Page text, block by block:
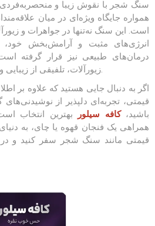
سنگ شجر با نقوش زیبا و
همواره جایگاه ویژه‌ای در میان
است. این سنگ نه‌تنها در جواهرات و
انرژی‌های مثبت و آرامش‌بخش خود،
درمان‌های طبیعی نیز قرار گرفته
زیورآلات، تلفیقی از زیبایی و اصالت را به ارمغان می‌آورد.
اگر به دنبال جایی هستید که علاوه بر
قیمتی، تجربه‌ای دلپذیر از
باشید،کافه سیلور
بهترین انتخاب
همراهی یک فنجان قهوه یا چای، به
قیمتی مانند سنگ شجر سفر کنید و